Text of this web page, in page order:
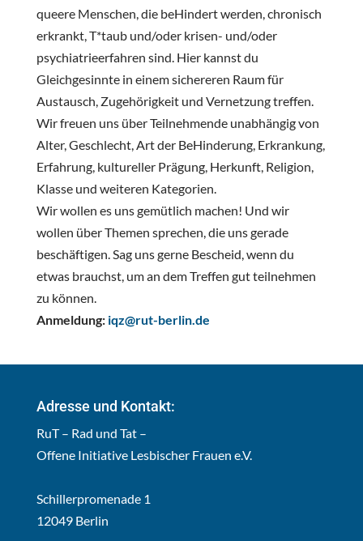
queere Menschen, die beHindert werden, chronisch
erkrankt, T*taub und/oder krisen- und/oder
psychiatrieerfahren sind. Hier kannst du
Gleichgesinnte in einem sichereren Raum für
Austausch, Zugehörigkeit und Vernetzung treffen.
Wir freuen uns über Teilnehmende unabhängig von
Alter, Geschlecht, Art der BeHinderung, Erkrankung,
Erfahrung, kultureller Prägung, Herkunft, Religion,
Klasse und weiteren Kategorien.
Wir wollen es uns gemütlich machen! Und wir
wollen über Themen sprechen, die uns gerade
beschäftigen. Sag uns gerne Bescheid, wenn du
etwas brauchst, um an dem Treffen gut teilnehmen
zu können.
Anmeldung: iqz@rut-berlin.de
Adresse und Kontakt:
RuT – Rad und Tat –
Offene Initiative Lesbischer Frauen e.V.
Schillerpromenade 1
12049 Berlin